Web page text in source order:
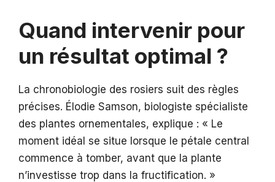
Quand intervenir pour
un résultat optimal ?
La chronobiologie des rosiers suit des règles
précises. Élodie Samson, biologiste spécialiste
des plantes ornementales, explique : « Le
moment idéal se situe lorsque le pétale central
commence à tomber, avant que la plante
n’investisse trop dans la fructification. »